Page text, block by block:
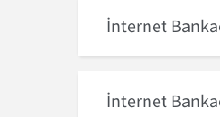
İnternet
İnternet